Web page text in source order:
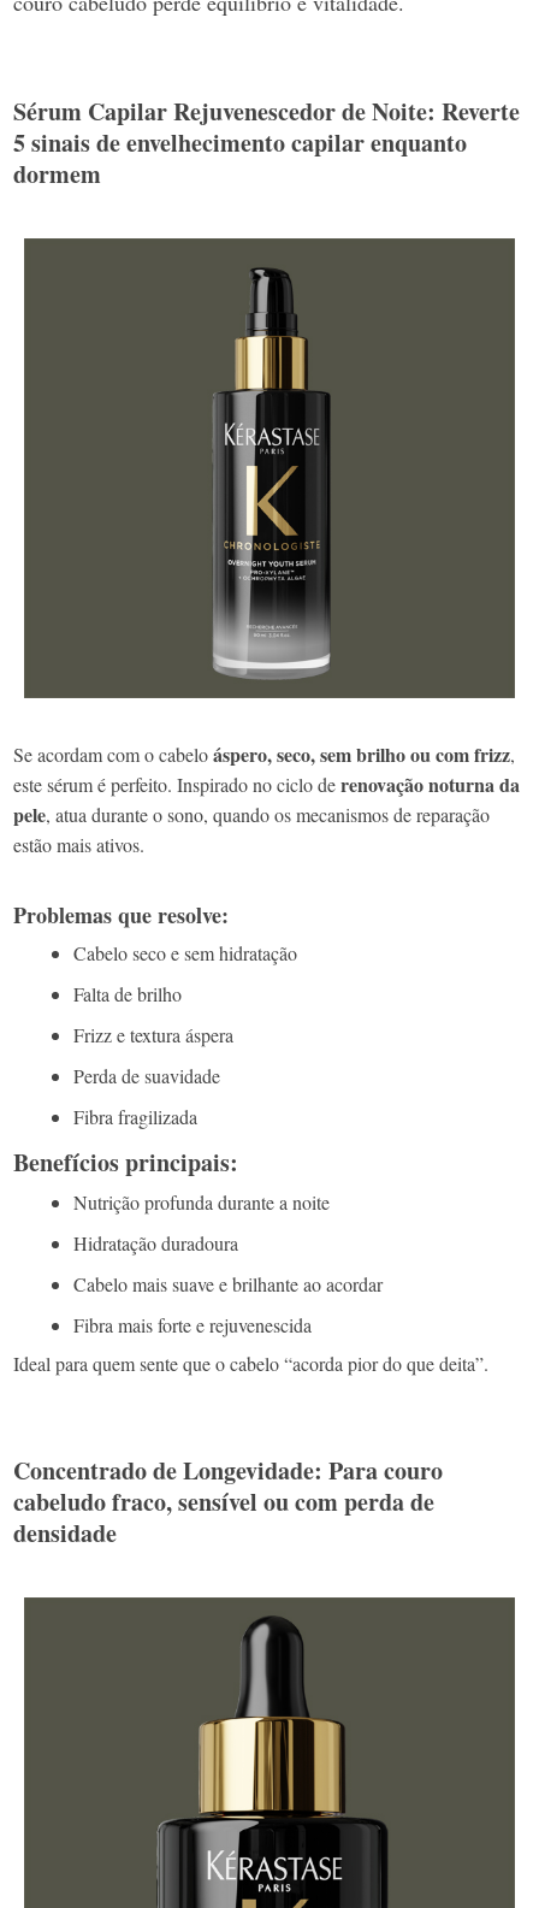
Sérum Capilar Rejuvenescedor de Noite: Reverte
5 sinais de envelhecimento capilar enquanto
dormem
Se acordam com o cabeloáspero, seco, sem brilho ou com frizz,
este sérum é perfeito. Inspirado no ciclo derenovação noturna da
pele, atua durante o sono, quando os mecanismos de reparação
estão mais ativos.
Problemas que resolve:
Cabelo seco e sem hidratação
Falta de brilho
Frizz e textura áspera
Perda de suavidade
Fibra fragilizada
Benefícios principais:
Nutrição profunda durante a noite
Hidratação duradoura
Cabelo mais suave e brilhante ao acordar
Fibra mais forte e rejuvenescida
Ideal para quem sente que o cabelo“acorda pior do que deita”.
Concentrado de Longevidade: Para couro
cabeludo fraco, sensível ou com perda de
densidade